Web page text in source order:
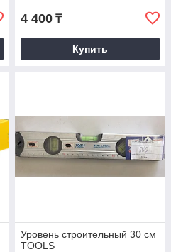
4 400 ₸
Купить
Уровень строительный 30 см
TOOLS